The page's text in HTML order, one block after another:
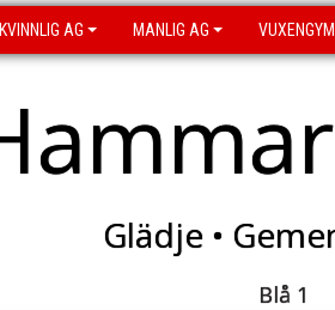
KVINNLIG AG MANLIG AG
Glädje •
Blå 1